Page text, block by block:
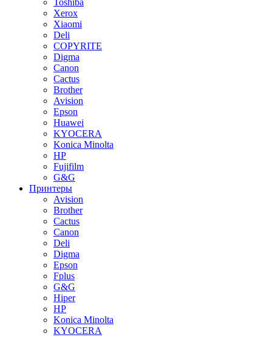
Toshiba
Xerox
Xiaomi
Deli
COPYRITE
Digma
Canon
Cactus
Brother
Avision
Epson
Huawei
KYOCERA
Konica Minolta
HP
Fujifilm
G&G
Принтеры
Avision
Brother
Cactus
Canon
Deli
Digma
Epson
Fplus
G&G
Hiper
HP
Konica Minolta
KYOCERA